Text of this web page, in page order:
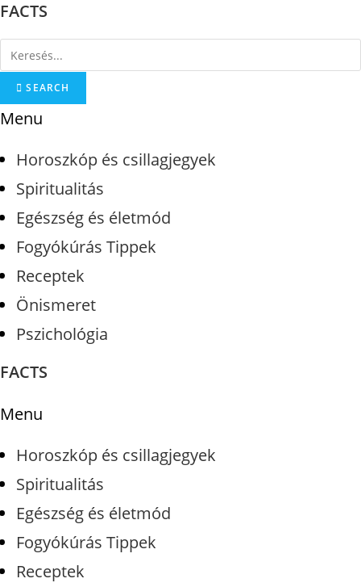
Skip
content
FACTS
SEARCH
Menu
Horoszkóp és csillagjegyek
Spiritualitás
Egészség és életmód
Fogyókúrás Tippek
Receptek
Önismeret
Pszichológia
FACTS
Menu
Horoszkóp és csillagjegyek
Spiritualitás
Egészség és életmód
Fogyókúrás Tippek
Receptek